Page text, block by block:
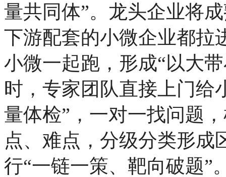
量共同体”。龙头企业将
下游配套的小微企业都拉
小微一起跑，形成“以大
时，专家团队直接上门给
量体检”，一对一找问题
点、难点，分级分类形成
行“一链一策、靶向破题”